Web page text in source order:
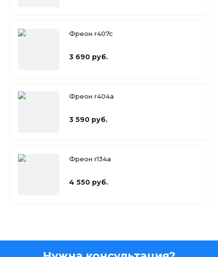
Фреон r407c
3 690 руб.
Фреон r404a
3 590 руб.
Фреон r134a
4 550 руб.